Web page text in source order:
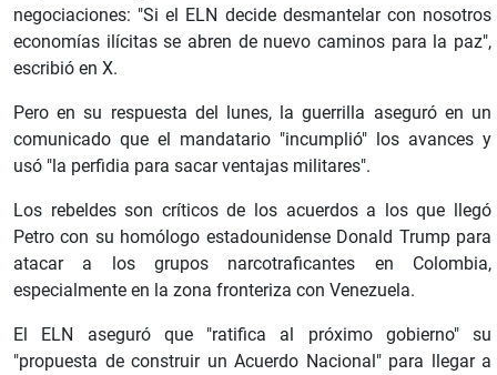
negociaciones: "Si el ELN decide desmantelar con nosotros
economías ilícitas se abren de nuevo caminos para la paz",
escribió en X.
Pero en su respuesta del lunes, la guerrilla aseguró en un
comunicado que el mandatario "incumplió" los avances y
usó "la perfidia para sacar ventajas militares".
Los rebeldes son críticos de los acuerdos a los que llegó
Petro con su homólogo estadounidense Donald Trump para
atacar a los grupos narcotraficantes en Colombia,
especialmente en la zona fronteriza con Venezuela.
El ELN aseguró que "ratifica al próximo gobierno" su
"propuesta de construir un Acuerdo Nacional" para llegar a